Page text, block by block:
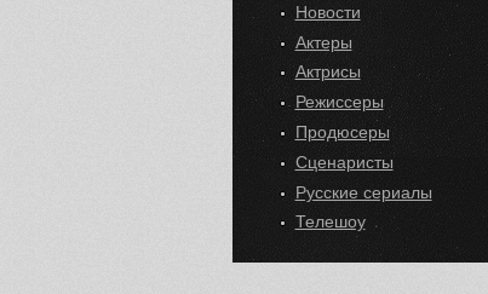
Новости
Актеры
Актрисы
Режиссеры
Продюсеры
Сценаристы
Русские сериалы
Телешоу